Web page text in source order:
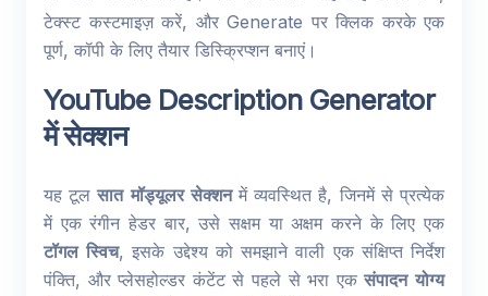
टेक्स्ट कस्टमाइज़ करें, और Generate पर क्लिक करके एक
पूर्ण, कॉपी के लिए तैयार डिस्क्रिप्शन बनाएं।
YouTube Description Generator
में सेक्शन
यह टूलसात मॉड्यूलर सेक्शनमें व्यवस्थित है, जिनमें से प्रत्येक
में एक रंगीन हेडर बार, उसे सक्षम या अक्षम करने के लिए एक
टॉगल स्विच, इसके उद्देश्य को समझाने वाली एक संक्षिप्त निर्देश
पंक्ति, और प्लेसहोल्डर कंटेंट से पहले से भरा एकसंपादन योग्य